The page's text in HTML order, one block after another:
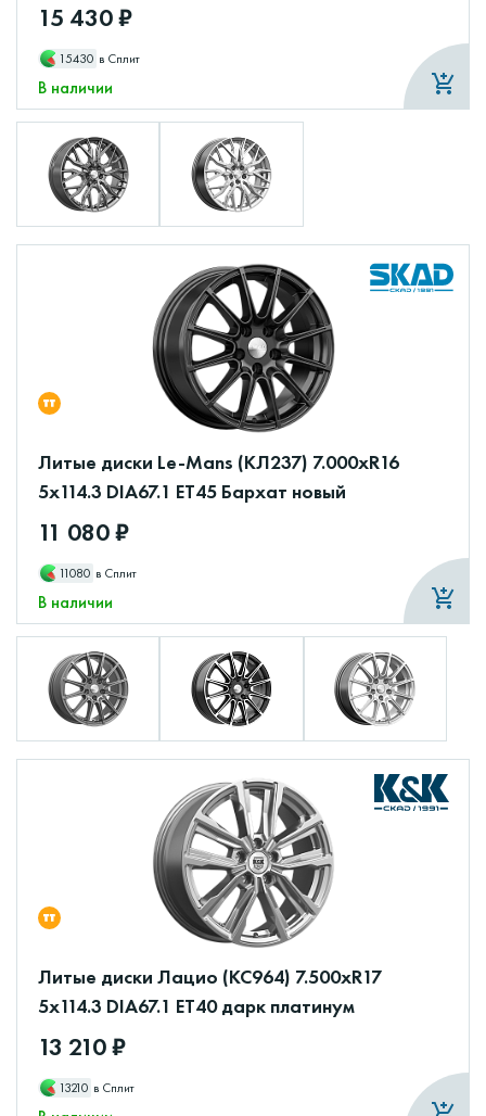
15 430 ₽
15430 в Сплит
В наличии
Литые диски Le-Mans (КЛ237) 7.000xR16
5x114.3 DIA67.1 ET45 Бархат новый
11 080 ₽
11080 в Сплит
В наличии
Литые диски Лацио (КС964) 7.500xR17
5x114.3 DIA67.1 ET40 дарк платинум
13 210 ₽
13210 в Сплит